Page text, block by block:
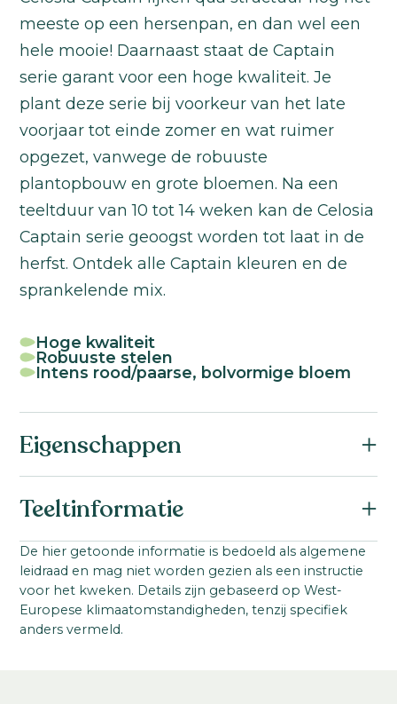
meeste op een hersenpan, en dan wel een
hele mooie! Daarnaast staat de Captain
serie garant voor een hoge kwaliteit. Je
plant deze serie bij voorkeur van het late
voorjaar tot einde zomer en wat ruimer
opgezet, vanwege de robuuste
plantopbouw en grote bloemen. Na een
teeltduur van 10 tot 14 weken kan de Celosia
Captain serie geoogst worden tot laat in de
herfst. Ontdek alle Captain kleuren en de
sprankelende mix.
Hoge kwaliteit
Robuuste stelen
Intens rood/paarse, bolvormige bloem
Eigenschappen
Celosia argentea cristata
Familie:
Amaranthaceae
Serienaam:
Captain
Teeltinformatie
Startmateriaal:
Zaad
Steellengte:
80-120cm
De hier getoonde informatie is bedoeld als algemene
leidraad en mag niet worden gezien als een instructie
voor het kweken. Details zijn gebaseerd op West-
Europese klimaatomstandigheden, tenzij specifiek
anders vermeld.